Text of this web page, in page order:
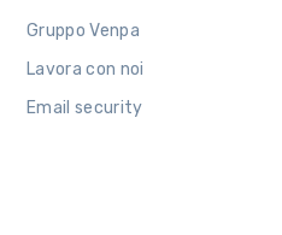
Gruppo Venpa
Lavora con noi
Email security